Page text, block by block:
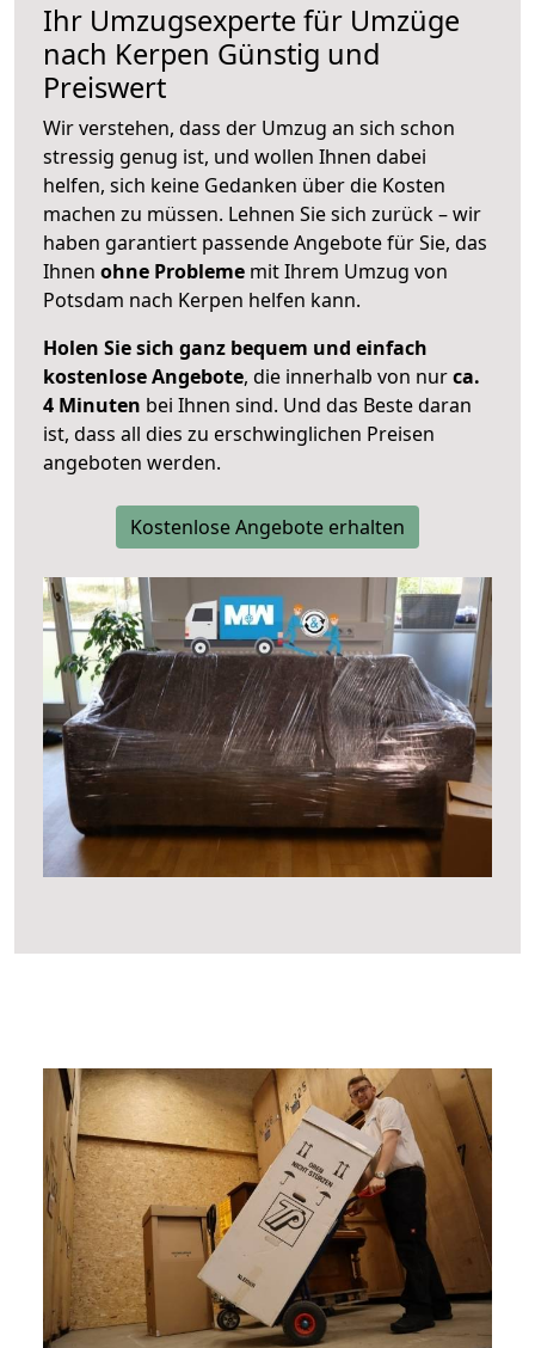
Ihr Umzugsexperte für Umzüge
nach Kerpen Günstig und
Preiswert
Wir verstehen, dass der Umzug an sich schon
stressig genug ist, und wollen Ihnen dabei
helfen, sich keine Gedanken über die Kosten
machen zu müssen. Lehnen Sie sich zurück – wir
haben garantiert passende Angebote für Sie, das
Ihnen ohne Probleme mit Ihrem Umzug von
Potsdam nach Kerpen helfen kann.
Holen Sie sich ganz bequem und einfach
kostenlose Angebote, die innerhalb von nurca.
4 Minuten bei Ihnen sind. Und das Beste daran
ist, dass all dies zu erschwinglichen Preisen
angeboten werden.
Kostenlose Angebote erhalten